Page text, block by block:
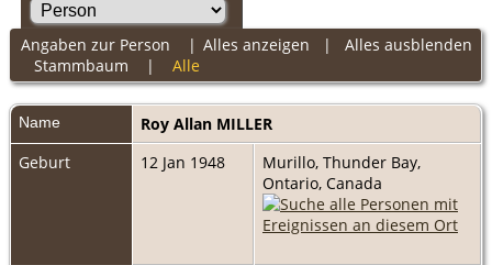
Alles anzeigen | Alles ausblenden
Angaben zur Person |
Stammbaum | Alle
Name Roy Allan MILLER
Geburt
12 Jan 1948
Murillo, Thunder Bay,
Ontario, Canada